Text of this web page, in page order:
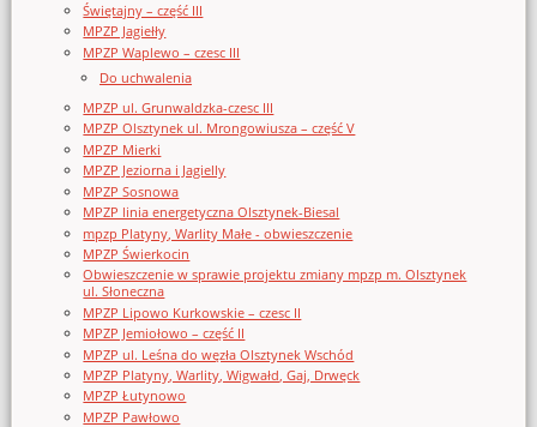
Świętajny – część III
MPZP Jagiełły
MPZP Waplewo – czesc III
Do uchwalenia
MPZP ul. Grunwaldzka-czesc III
MPZP Olsztynek ul. Mrongowiusza – część V
MPZP Mierki
MPZP Jeziorna i Jagielly
MPZP Sosnowa
MPZP linia energetyczna Olsztynek-Biesal
mpzp Platyny, Warlity Małe - obwieszczenie
MPZP Świerkocin
Obwieszczenie w sprawie projektu zmiany mpzp m. Olsztynek
ul. Słoneczna
MPZP Lipowo Kurkowskie – czesc II
MPZP Jemiołowo – część II
MPZP ul. Leśna do węzła Olsztynek Wschód
MPZP Platyny, Warlity, Wigwałd, Gaj, Drwęck
MPZP Łutynowo
MPZP Pawłowo